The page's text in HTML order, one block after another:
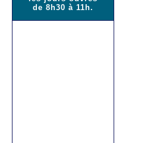
de 8h30 à 11h.